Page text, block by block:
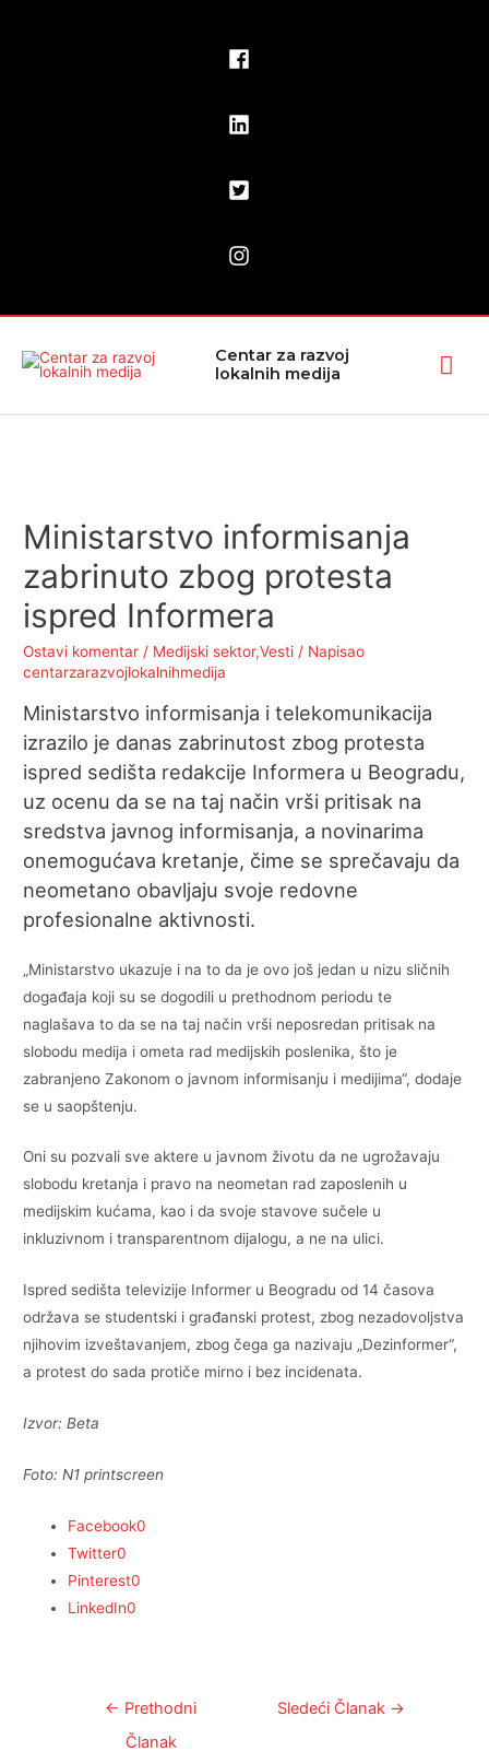
Centar za razvoj
lokalnih medija
Ministarstvo informisanja
zabrinuto zbog protesta
ispred Informera
Ostavi komentar / Medijski sektor,Vesti / Napisao
centarzarazvojlokalnihmedija
Ministarstvo informisanja i telekomunikacija
izrazilo je danas zabrinutost zbog protesta
ispred sedišta redakcije Informera u Beogradu,
uz ocenu da se na taj način vrši pritisak na
sredstva javnog informisanja, a novinarima
onemogućava kretanje, čime se sprečavaju da
neometano obavljaju svoje redovne
profesionalne aktivnosti.
„Ministarstvo ukazuje i na to da je ovo još jedan u nizu sličnih
događaja koji su se dogodili u prethodnom periodu te
naglašava to da se na taj način vrši neposredan pritisak na
slobodu medija i ometa rad medijskih poslenika, što je
zabranjeno Zakonom o javnom informisanju i medijima“, dodaje
se u saopštenju.
Oni su pozvali sve aktere u javnom životu da ne ugrožavaju
slobodu kretanja i pravo na neometan rad zaposlenih u
medijskim kućama, kao i da svoje stavove sučele u
inkluzivnom i transparentnom dijalogu, a ne na ulici.
Ispred sedišta televizije Informer u Beogradu od 14 časova
održava se studentski i građanski protest, zbog nezadovoljstva
njihovim izveštavanjem, zbog čega ga nazivaju „Dezinformer“,
a protest do sada protiče mirno i bez incidenata.
Izvor: Beta
Foto: N1 printscreen
Facebook0
Twitter0
Pinterest0
LinkedIn0
Kretanje← Prethodni
Članak
Sledeći Članak →